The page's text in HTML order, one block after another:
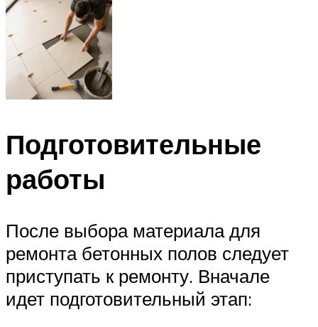
Подготовительные
работы
После выбора материала для
ремонта бетонных полов следует
приступать к ремонту. Вначале
идет подготовительный этап: